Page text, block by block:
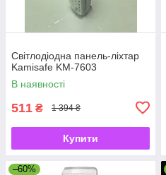
Світлодіодна панель-ліхтар
Kamisafe KM-7603
В наявності
511 ₴ 1 394 ₴
Купити
–60%